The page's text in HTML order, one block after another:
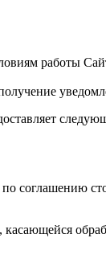
работы
соглашению